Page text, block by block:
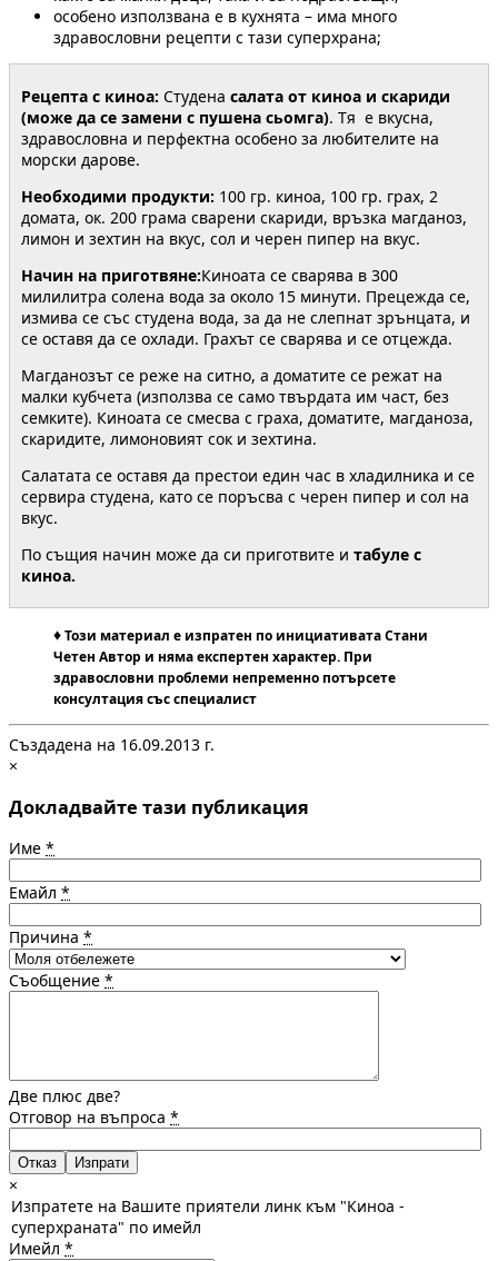
особено използвана е в кухнята – има много
здравословни рецепти с тази суперхрана;
Рецепта с киноа: Студена салата от киноа и скариди
(може да се замени с пушена сьомга). Тя е вкусна,
здравословна и перфектна особено за любителите на
морски дарове.
Необходими продукти: 100 гр. киноа, 100 гр. грах, 2
домата, ок. 200 грама сварени скариди, връзка магданоз,
лимон и зехтин на вкус, сол и черен пипер на вкус.
Начин на приготвяне:Киноата се сварява в 300
милилитра солена вода за около 15 минути. Прецежда се,
измива се със студена вода, за да не слепнат зрънцата, и
се оставя да се охлади. Грахът се сварява и се отцежда.
Магданозът се реже на ситно, а доматите се режат на
малки кубчета (използва се само твърдата им част, без
семките). Киноата се смесва с граха, доматите, магданоза,
скаридите, лимоновият сок и зехтина.
Салатата се оставя да престои един час в хладилника и се
сервира студена, като се поръсва с черен пипер и сол на
вкус.
По същия начин може да си приготвите и табуле с
киноа.
♦Този материал е изпратен по инициативата Стани
Четен Автор и няма експертен характер. При
здравословни проблеми непременно потърсете
консултация със специалист
Създадена на 16.09.2013 г.
×
Докладвайте тази публикация
Име *
Емайл *
Причина *
Съобщение *
Две плюс две?
Отговор на въпроса *
Отказ
×
Изпратете на Вашите приятели линк към "Киноа -
суперхраната" по имейл
Имейл *